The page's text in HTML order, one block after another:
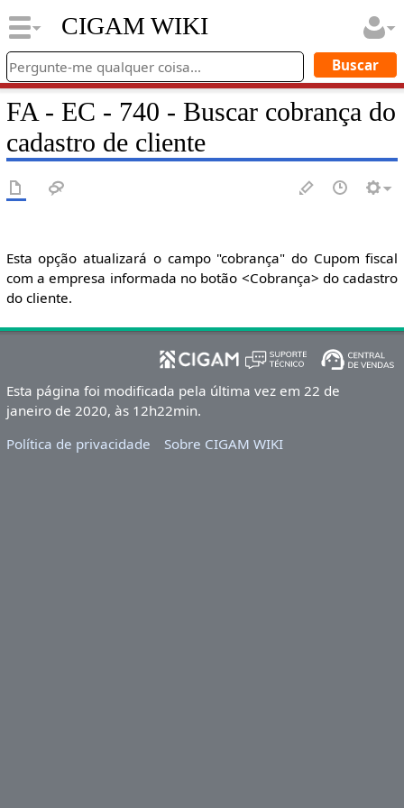
CIGAM WIKI
FA - EC - 740 - Buscar cobrança do
cadastro de cliente
Esta opção atualizará o campo "cobrança" do Cupom fiscal
com a empresa informada no botão <Cobrança> do cadastro
do cliente.
Esta página foi modificada pela última vez em 22 de
janeiro de 2020, às 12h22min.
Política de privacidade
Sobre CIGAM WIKI